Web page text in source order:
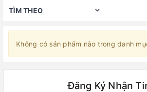
TÌM THEO
Không có sản phẩm nào trong danh
Đăng Ký Nhận